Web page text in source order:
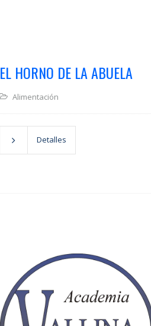
EL HORNO DE LA ABUELA
Alimentación
Detalles